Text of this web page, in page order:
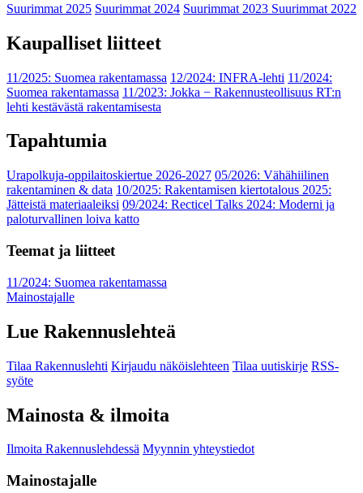
Suurimmat 2025 Suurimmat 2024 Suurimmat 2023 Suurimmat 2022
Kaupalliset liitteet
11/2025: Suomea rakentamassa 12/2024: INFRA-lehti 11/2024:
Suomea rakentamassa 11/2023: Jokka − Rakennusteollisuus RT:n
lehti kestävästä rakentamisesta
Tapahtumia
Urapolkuja-oppilaitoskiertue 2026-2027 05/2026: Vähähiilinen
rakentaminen & data 10/2025: Rakentamisen kiertotalous 2025:
Jätteistä materiaaleiksi 09/2024: Recticel Talks 2024: Moderni ja
paloturvallinen loiva katto
Teemat ja liitteet
11/2024: Suomea rakentamassa
Mainostajalle
Lue Rakennuslehteä
Tilaa Rakennuslehti Kirjaudu näköislehteen Tilaa uutiskirje RSS-
syöte
Mainosta & ilmoita
Ilmoita Rakennuslehdessä Myynnin yhteystiedot
Mainostajalle